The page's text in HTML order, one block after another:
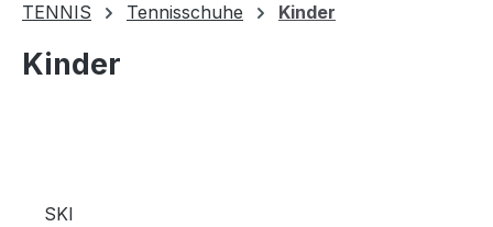
TENNIS Tennisschuhe Kinder
Kinder
SKI